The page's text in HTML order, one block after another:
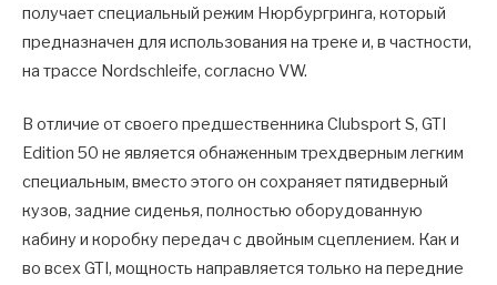
получает специальный режим Нюрбургринга, который
предназначен для использования на треке и, в частности,
на трассе Nordschleife, согласно VW.
В отличие от своего предшественника Clubsport S, GTI
Edition 50 не является обнаженным трехдверным легким
специальным, вместо этого он сохраняет пятидверный
кузов, задние сиденья, полностью оборудованную
кабину и коробку передач с двойным сцеплением. Как и
во всех GTI, мощность направляется только на передние